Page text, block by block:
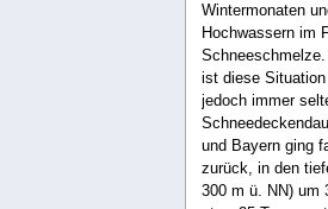
Wintermonaten
Hochwassern im
ist diese
jedoch immer
und Bayern ging
zurück, in den
300 m ü. NN) um